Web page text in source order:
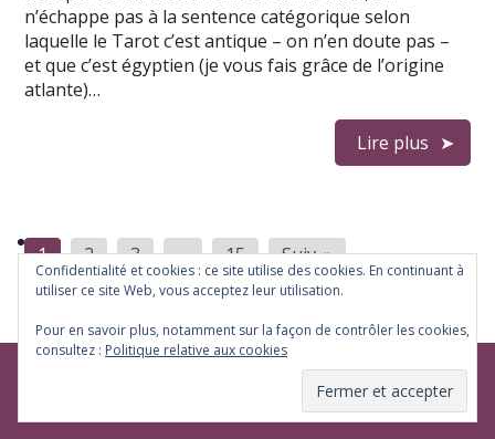
n’échappe pas à la sentence catégorique selon
laquelle le Tarot c’est antique – on n’en doute pas –
et que c’est égyptien (je vous fais grâce de l’origine
atlante)…
Lire plus
Pagination
des
publications
1 2 3 … 15 Suiv. »
© 2026
WP Puzzle
Confidentialité et cookies : ce site utilise des cookies. En continuant à
utiliser ce site Web, vous acceptez leur utilisation.
Pour en savoir plus, notamment sur la façon de contrôler les cookies,
consultez : Politique relative aux cookies